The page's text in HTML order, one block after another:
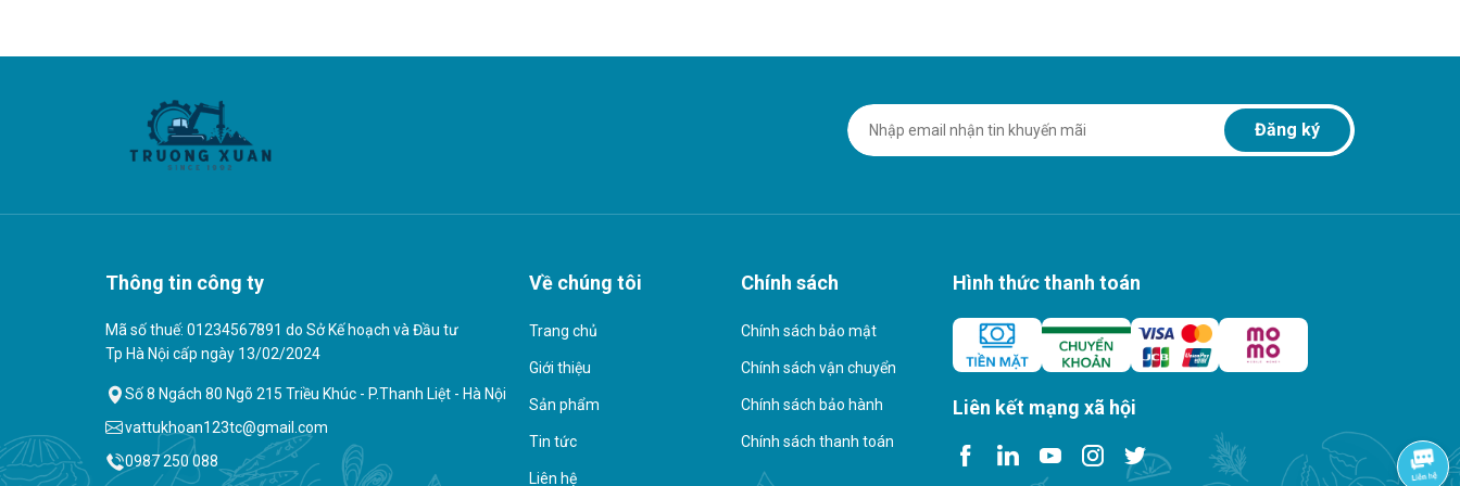
Đăng ký
Thông tin công ty
Mã số thuế: 01234567891 do Sở Kế hoạch và Đầu tư
Tp Hà Nội cấp ngày 13/02/2024
Số 8 Ngách 80 Ngõ 215 Triều Khúc - P.Thanh Liệt - Hà Nội
vattukhoan123tc@gmail.com
0987 250 088
Về chúng tôi
Trang chủ
Giới thiệu
Sản phẩm
Tin tức
Liên hệ
Chính sách
Chính sách bảo mật
Chính sách vận chuyển
Chính sách bảo hành
Chính sách thanh toán
Hình thức thanh toán
Liên kết mạng xã hội